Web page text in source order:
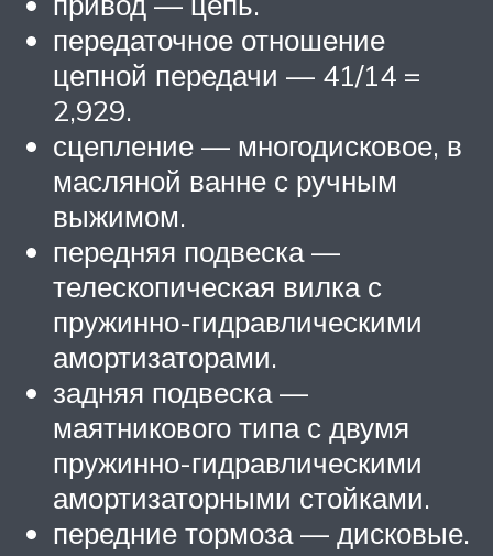
передаточное отношение
цепной передачи — 41/14 =
2,929.
сцепление — многодисковое, в
масляной ванне с ручным
выжимом.
передняя подвеска —
телескопическая вилка с
пружинно-гидравлическими
амортизаторами.
задняя подвеска —
маятникового типа с двумя
пружинно-гидравлическими
амортизаторными стойками.
передние тормоза — дисковые.